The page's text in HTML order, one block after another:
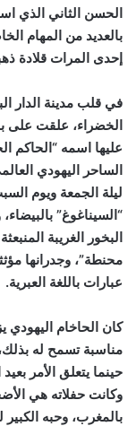
الحسن الثاني الذي
بالعديد من المهام
إحدى المرات قلادة
في قلب مدينة الدار
الخضراء، علقت على
عليها اسمه “الحاكم
الساحر اليهودي
ليلة الجمعة ويوم
“السيناغوغ”
البخور الغريبة
محنطة”، وجدرانها
عبارات باللغة العبرية.
كان الحاخام
مناسبة تسمح له
حينما يتعلق الأمر
وكانت حفلاته هي
بالمغرب، وحبه الكبير